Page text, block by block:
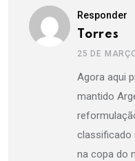
Responder
Torres
25 DE
Agora aqui
mantido
classificado
na copa do